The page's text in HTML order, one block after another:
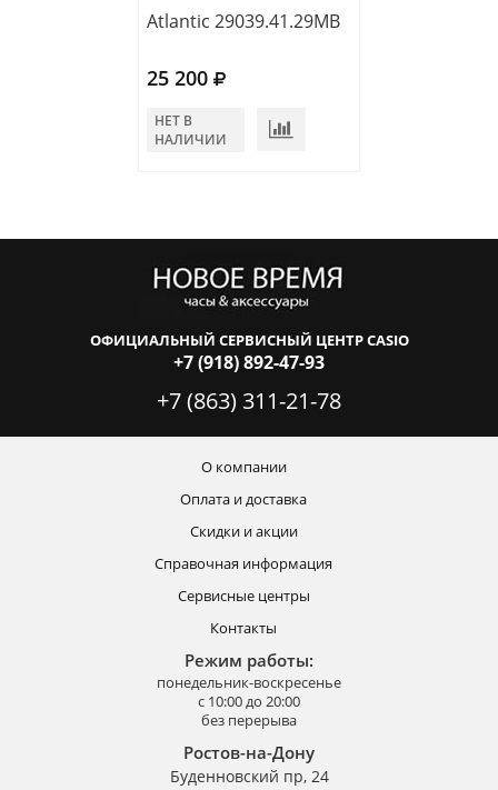
Atlantic 29039.41.29MB
25 200
НЕТ В
НАЛИЧИИ
ОФИЦИАЛЬНЫЙ СЕРВИСНЫЙ ЦЕНТР CASIO
+7 (918) 892-47-93
+7 (863) 311-21-78
О компании
Оплата и доставка
Скидки и акции
Справочная информация
Сервисные центры
Контакты
Режим работы:
понедельник-воскресенье
с 10:00 до 20:00
без перерыва
Ростов-на-Дону
Буденновский пр, 24